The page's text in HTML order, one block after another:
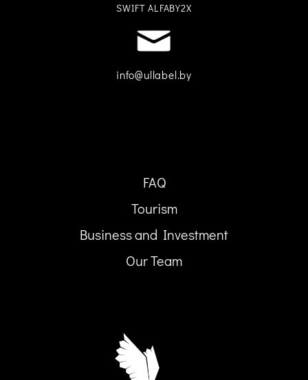
SWIFT ALFABY2X
info@ullabel.by
FAQ
Tourism
Business and Investment
Our Team